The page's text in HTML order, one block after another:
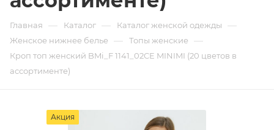
Главная — Каталог — Каталог женской одежды —
Женское нижнее белье — Топы женские —
Кроп топ женский BMi_F 1141_02CE MINIMI (20 цветов в
ассортименте)
Акция